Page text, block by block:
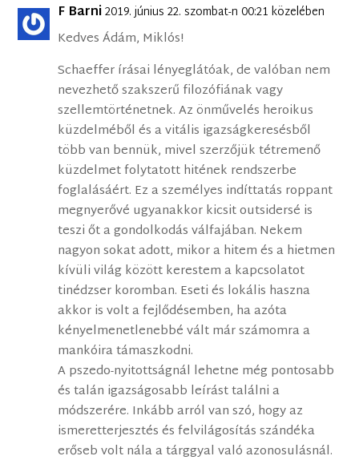
F Barni2019. június 22. szombat-n 00:21 közelében
Kedves Ádám, Miklós!
Schaeffer írásai lényeglátóak, de valóban nem
nevezhető szakszerű filozófiának vagy
szellemtörténetnek. Az önművelés heroikus
küzdelméből és a vitális igazságkeresésből
több van bennük, mivel szerzőjük tétremenő
küzdelmet folytatott hitének rendszerbe
foglalásáért. Ez a személyes indíttatás roppant
megnyerővé ugyanakkor kicsit outsidersé is
teszi őt a gondolkodás válfajában. Nekem
nagyon sokat adott, mikor a hitem és a hietmen
kívüli világ között kerestem a kapcsolatot
tinédzser koromban. Eseti és lokális haszna
akkor is volt a fejlődésemben, ha azóta
kényelmenetlenebbé vált már számomra a
mankóira támaszkodni.
A pszedo-nyitottságnál lehetne még pontosabb
és talán igazságosabb leírást találni a
módszerére. Inkább arról van szó, hogy az
ismeretterjesztés és felvilágosítás szándéka
erőseb volt nála a tárggyal való azonosulásnál.